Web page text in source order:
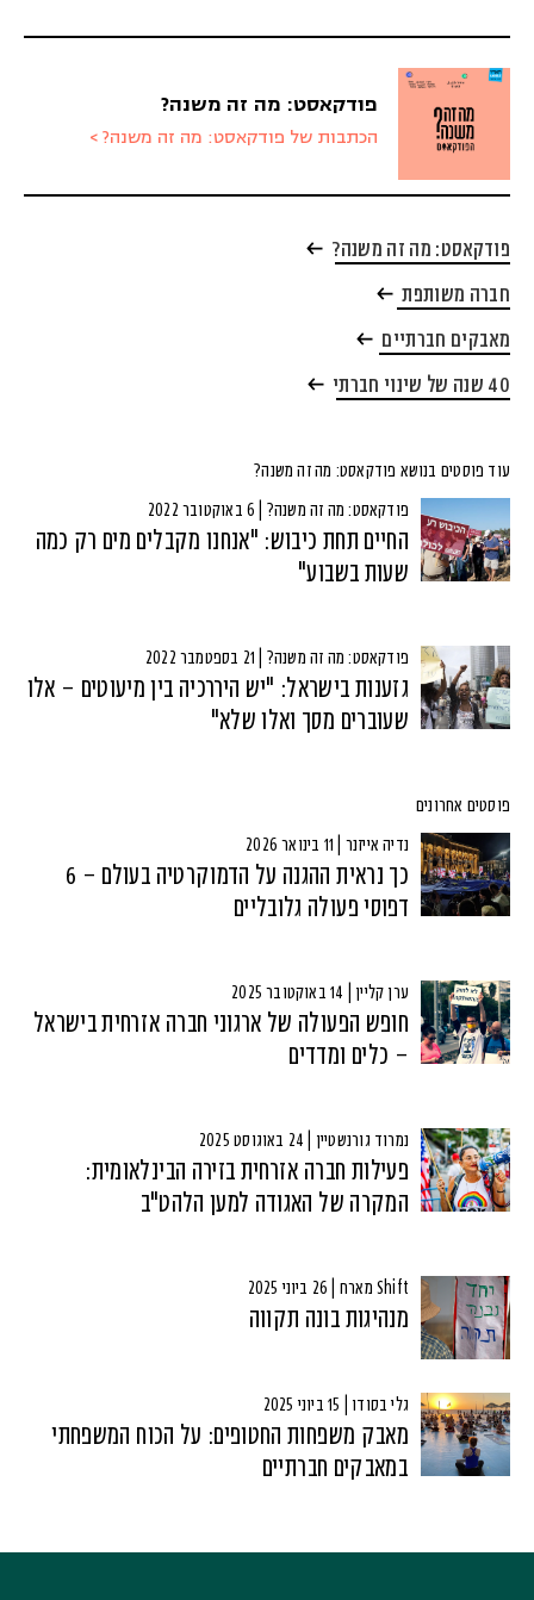
פודקאסט: מה זה משנה?
הכתבות של פודקאסט: מה זה משנה? >
פודקאסט: מה זה משנה?
חברה משותפת
מאבקים חברתיים
40 שנה של שינוי חברתי
עוד פוסטים בנושא פודקאסט: מה זה משנה?
פודקאסט: מה זה משנה? | 6 באוקטובר 2022
החיים תחת כיבוש: "אנחנו מקבלים מים רק כמה
שעות בשבוע"
פודקאסט: מה זה משנה? | 21 בספטמבר 2022
גזענות בישראל: "יש היררכיה בין מיעוטים – אלו
שעוברים מסך ואלו שלא"
פוסטים אחרונים
נדיה אייזנר | 11 בינואר 2026
כך נראית ההגנה על הדמוקרטיה בעולם – 6
דפוסי פעולה גלובליים
ערן קליין | 14 באוקטובר 2025
חופש הפעולה של ארגוני חברה אזרחית בישראל
– כלים ומדדים
נמרוד גורנשטיין | 24 באוגוסט 2025
פעילות חברה אזרחית בזירה הבינלאומית:
המקרה של האגודה למען הלהט"ב
Shift מארח | 26 ביוני 2025
מנהיגות בונה תקווה
גלי בסודו | 15 ביוני 2025
מאבק משפחות החטופים: על הכוח המשפחתי
במאבקים חברתיים